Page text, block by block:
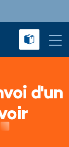
d'un